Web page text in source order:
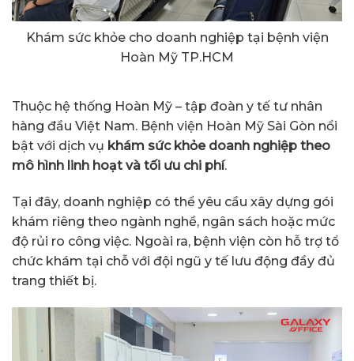
Khám sức khỏe cho doanh nghiệp tại bệnh viện
Hoàn Mỹ TP.HCM
Thuộc hệ thống Hoàn Mỹ – tập đoàn y tế tư nhân
hàng đầu Việt Nam. Bệnh viện Hoàn Mỹ Sài Gòn nổi
bật với dịch vụ khám sức khỏe doanh nghiệp theo
mô hình linh hoạt và tối ưu chi phí.
Tại đây, doanh nghiệp có thể yêu cầu xây dựng gói
khám riêng theo ngành nghề, ngân sách hoặc mức
độ rủi ro công việc. Ngoài ra, bệnh viện còn hỗ trợ tổ
chức khám tại chỗ với đội ngũ y tế lưu động đầy đủ
trang thiết bị.